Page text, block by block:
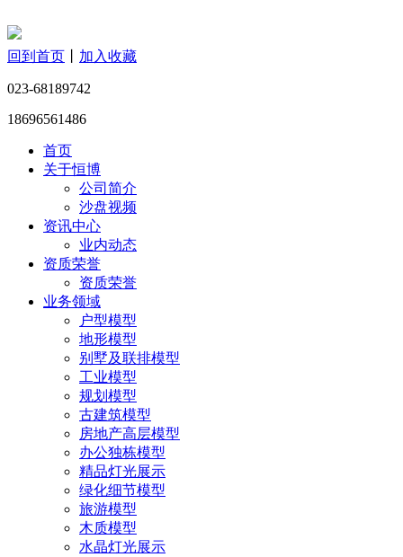
回到首页 加入收藏
023-68189742
18696561486
首页
关于恒博
公司简介
沙盘视频
资讯中心
业内动态
资质荣誉
资质荣誉
业务领域
户型模型
地形模型
别墅及联排模型
工业模型
规划模型
古建筑模型
房地产高层模型
办公独栋模型
精品灯光展示
绿化细节模型
旅游模型
木质模型
水晶灯光展示